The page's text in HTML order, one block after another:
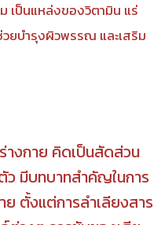
ม เป็นแหล่งของวิตามิน แร่
ยบำรุงผิวพรรณ และเสริม
งกาย คิดเป็นสัดส่วน
มีบทบาทสำคัญในการ
ย ตั้งแต่การลำเลียงสาร